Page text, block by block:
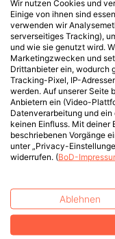
Wir nutzen Cookies und
Einige von ihnen sind
verwenden wir
serverseitiges Tracking),
und wie sie genutzt wird.
Marketingzwecken und
Drittanbieter ein, wodurch
Tracking-Pixel, IP-
werden. Auf unserer Seite
Anbietern ein (Video-
Datenverarbeitung und
keinen Einfluss. Mit deiner
beschriebenen Vorgänge
unter „Privacy-
widerrufen. (BoD-
Ablehnen